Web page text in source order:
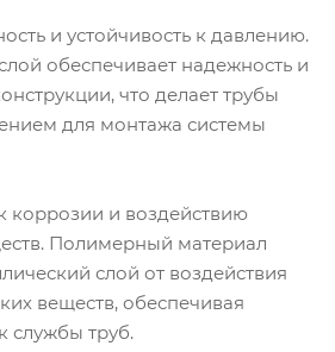
и устойчивость к давлению.
обеспечивает надежность и
что делает трубы
для монтажа системы
коррозии и воздействию
Полимерный материал
слой от воздействия
веществ, обеспечивая
службы труб.